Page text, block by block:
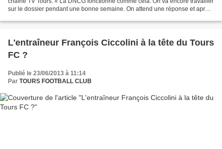
sur le dossier pendant une bonne semaine. On attend une réponse et après
L'entraîneur François Ciccolini à la tête du Tours
FC ?
Publié le 23/06/2013 à 11:14
Par TOURS FOOTBALL CLUB